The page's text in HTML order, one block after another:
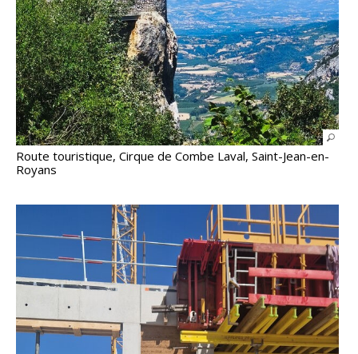
Route touristique, Cirque de Combe Laval, Saint-Jean-en-
Royans